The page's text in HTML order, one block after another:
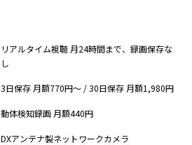
リアルタイム視聴 月24時間まで、録画保存な
し
3日保存 月額770円〜 / 30日保存 月額1,980円
動体検知録画 月額440円
DXアンテナ製ネットワークカメラ